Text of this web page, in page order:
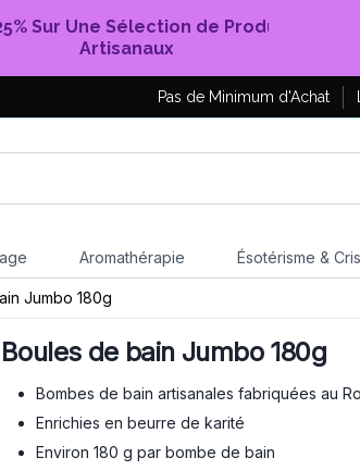
Sur Une Sélection de Produits
Artisanaux
Pas de Minimum d'Achat
Aromathérapie Ésotérisme &
Jumbo 180g
Boules de bain Jumbo 180g
Bombes de bain artisanales fabriquées au
Enrichies en beurre de karité
Environ 180 g par bombe de bain